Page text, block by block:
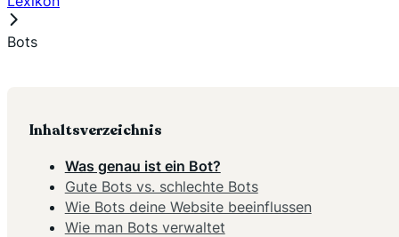
Bots
Inhaltsverzeichnis
Was genau ist ein Bot?
Gute Bots vs. schlechte Bots
Wie Bots deine Website beeinflussen
Wie man Bots verwaltet